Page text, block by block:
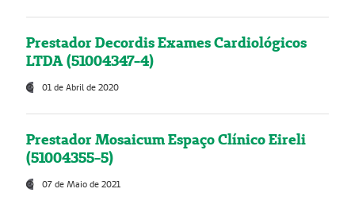
Prestador Decordis Exames Cardiológicos
LTDA (51004347-4)
01 de Abril de 2020
Prestador Mosaicum Espaço Clínico Eireli
(51004355-5)
07 de Maio de 2021